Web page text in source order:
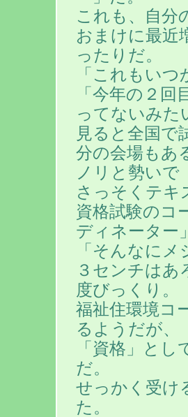
これも、自分
おまけに最近
ったりだ。
「これもい
「今年の２
ってないみた
見ると全国で
分の会場もあ
ノリと勢いで
さっそくテキ
資格試験のコ
ディネーター
「そんなに
３センチは
度びっくり。
福祉住環境コ
るようだが、
「資格」と
だ。
せっかく受け
た。